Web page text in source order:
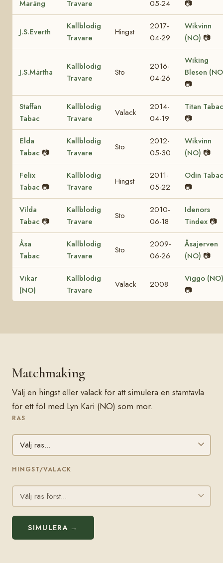
Maräng Travare 05-24 📷
J.S.Everth
Kallblodig
Travare
Hingst
2017-
04-29
Wikvinn
(NO) 📷
J.S.Märtha
Kallblodig
Travare
Sto
2016-
04-26
Wiking
Blesen
📷
Staffan
Tabac
Kallblodig
Travare
Valack
2014-
04-19
Titan Tabac
📷
Elda
Tabac 📷
Kallblodig
Travare
Sto
2012-
05-30
Wikvinn
(NO) 📷
Felix
Tabac 📷
Kallblodig
Travare
Hingst
2011-
05-22
Odin Tabac
📷
Vilda
Tabac 📷
Kallblodig
Travare
Sto
2010-
06-18
Idenors
Tindex 📷
Åsa
Tabac
Kallblodig
Travare
Sto
2009-
06-26
Åsajerven
(NO) 📷
Vikar
(NO)
Kallblodig
Travare
Valack 2008
Viggo (NO)
📷
Matchmaking
Välj en hingst eller valack för att simulera en stamtavla
för ett föl med Lyn Kari (NO) som mor.
RAS
HINGST/VALACK
SIMULERA →